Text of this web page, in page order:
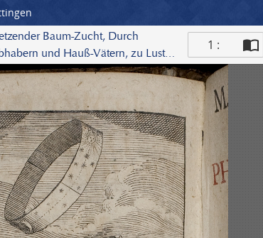
Baum-Zucht, Durch
und Hauß-Vätern, zu Lust
1 :